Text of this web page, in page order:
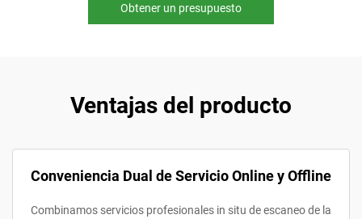
Obtener un presupuesto
Ventajas del producto
Conveniencia Dual de Servicio Online y Offline
Combinamos servicios profesionales in situ de escaneo de la